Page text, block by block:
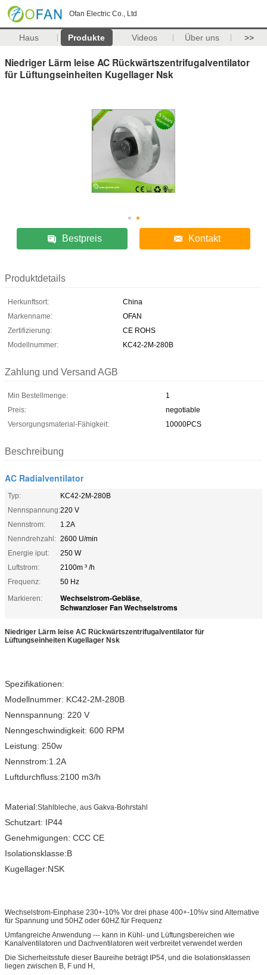
Ofan Electric Co., Ltd
Haus Produkte Videos Über uns >>
Niedriger Lärm leise AC Rückwärtszentrifugalventilator
für Lüftungseinheiten Kugellager Nsk
Bestpreis Kontakt
Produktdetails
Herkunftsort:
China
Markenname:
OFAN
Zertifizierung:
CE ROHS
Modellnummer:
KC42-2M-280B
Zahlung und Versand AGB
Min Bestellmenge:
1
Preis:
negotiable
Versorgungsmaterial-Fähigkeit:
10000PCS
Beschreibung
AC Radialventilator
Typ:
KC42-2M-280B
Nennspannung:220 V
Nennstrom:
1.2A
Nenndrehzahl: 2600 U/min
Energie iput:
250 W
Luftstrom:
2100m ³ /h
Frequenz:
50 Hz
Markieren:
Wechselstrom-Gebläse,
Schwanzloser Fan Wechselstroms
Niedriger Lärm leise AC Rückwärtszentrifugalventilator für
Lüftungseinheiten Kugellager Nsk
Spezifikationen:
Modellnummer: KC42-2M-280B
Nennspannung: 220 V
Nenngeschwindigkeit: 600 RPM
Leistung: 250w
Nennstrom:1.2A
Luftdurchfluss:2100 m3/h
Material:Stahlbleche, aus Gakva-Bohrstahl
Schutzart: IP44
Genehmigungen: CCC CE
Isolationsklasse:B
Kugellager:NSK
Wechselstrom-Einphase 230+-10% Vor drei phase 400+-10%v sind Alternative
für Spannung und 50HZ oder 60HZ für Frequenz
Umfangreiche Anwendung --- kann in Kühl- und Lüftungsbereichen wie
Kanalventilatoren und Dachventilatoren weit verbreitet verwendet werden
Die Sicherheitsstufe dieser Baureihe beträgt IP54, und die Isolationsklassen
liegen zwischen B, F und H,